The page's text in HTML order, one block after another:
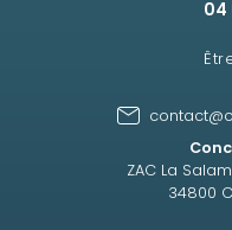
04
ZAC La
34800